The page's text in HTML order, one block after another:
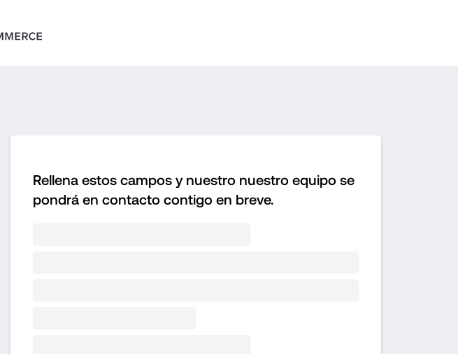
Rellena estos campos y nuestro nuestro equipo se
pondrá en contacto contigo en breve.